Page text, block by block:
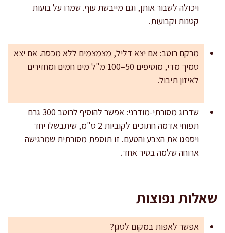
ויכולה לשבור אותן, וגם מייבשת עוף. שמרו על בועות
קטנות וקבועות.
מרקם רוטב: אם יצא דליל, מצמצמים ללא מכסה. אם יצא
סמיך מדי, מוסיפים 50–100 מ"ל מים חמים ומחזירים
לאיזון תיבול.
שדרוג מסורתי-מודרני: אפשר להוסיף לרוטב 300 גרם
תפוחי אדמה חתוכים לקוביות 2 ס"מ, שיתבשלו יחד
ויספגו את הצבע והטעם. זו תוספת מסורתית שמרגישה
ארוחה שלמה בסיר אחד.
שאלות נפוצות
אפשר לאפות במקום לטגן?